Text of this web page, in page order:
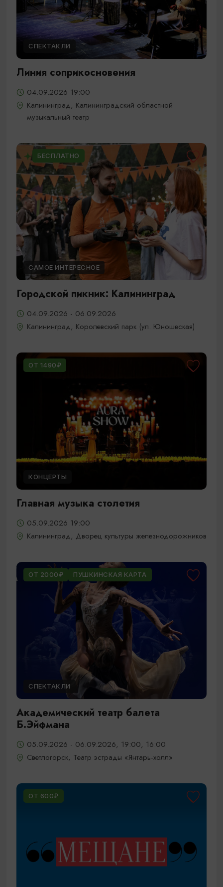
СПЕКТАКЛИ
Линия соприкосновения
04.09.2026 19:00
Калининград, Калининградский областной
музыкальный театр
БЕСПЛАТНО
САМОЕ ИНТЕРЕСНОЕ
Городской пикник: Калининград
04.09.2026 - 06.09.2026
Калининград, Королевский парк (ул. Юношеская)
ОТ 1490₽
КОНЦЕРТЫ
Главная музыка столетия
05.09.2026 19:00
Калининград, Дворец культуры железнодорожников
ОТ 2000₽ ПУШКИНСКАЯ КАРТА
СПЕКТАКЛИ
Академический театр балета
Б.Эйфмана
05.09.2026 - 06.09.2026, 19:00, 16:00
Светлогорск, Театр эстрады «Янтарь-холл»
ОТ 600₽